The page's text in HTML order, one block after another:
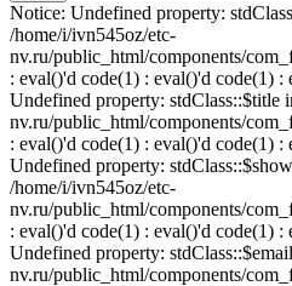
Notice: Undefined property:
/home/i/ivn545oz/etc-
nv.ru/public_html/components/
: eval()'d code(1) : eval()'d code(1)
Undefined property: stdClass::$title
nv.ru/public_html/components/
: eval()'d code(1) : eval()'d code(1)
Undefined property:
/home/i/ivn545oz/etc-
nv.ru/public_html/components/
: eval()'d code(1) : eval()'d code(1)
Undefined property:
nv.ru/public_html/components/